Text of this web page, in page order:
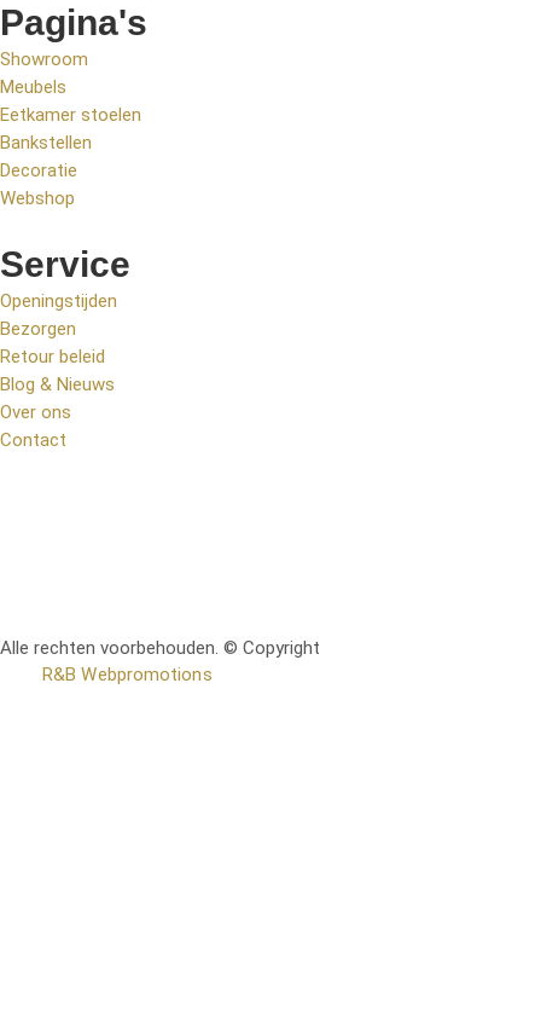
Pagina's
Showroom
Meubels
Eetkamer stoelen
Bankstellen
Decoratie
Webshop
Service
Openingstijden
Bezorgen
Retour beleid
Blog & Nieuws
Over ons
Contact
Alle rechten voorbehouden. © Copyright
R&B Webpromotions